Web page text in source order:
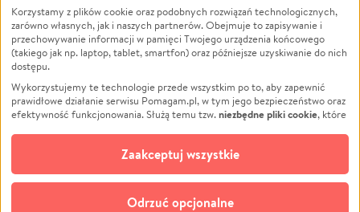
Zwierzęta
Pożar
Ukraina
Pomoc Finansowa
Projekty
Pogrzeb
Społeczność lokalna
Kultura
Powódź
Wichura
NGO
Edukacja
Podróż
Impreza
Ochrona środowiska
Biznes
Korzystamy z plików cookie oraz podobnych rozwiązań technologicznych,
zarówno własnych, jak i naszych partnerów. Obejmuje to zapisywanie i
przechowywanie informacji w pamięci Twojego urządzenia końcowego
(takiego jak np. laptop, tablet, smartfon) oraz późniejsze uzyskiwanie do nich
dostępu.
Wykorzystujemy te technologie przede wszystkim po to, aby zapewnić
prawidłowe działanie serwisu Pomagam.pl, w tym jego bezpieczeństwo oraz
efektywność funkcjonowania. Służą temu tzw.niezbędne pliki cookie, które
opcjonalnych plików cookie
technologii do celów analitycznych i retargetingowych. Możesz wyrazić
zgodę na ich stosowanie lub jej odmówić. W dowolnym momencie masz
możliwość zmiany swoich preferencji na stronie „Zarządzaj zgodami cookie”,
do której link znajdziesz w stopce serwisu Pomagam.pl. Opcjonalne pliki
Odrzuć opcjonalne
Zaakceptuj wszystkie